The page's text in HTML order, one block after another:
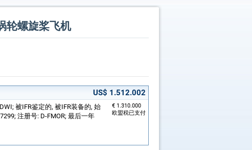
轮螺旋桨飞机
US$ 1.512.002
€ 1.310.000
欧盟税已支付
被IFR鉴定的, 被IFR装备的, 始
注册号: D-FMOR; 最后一年